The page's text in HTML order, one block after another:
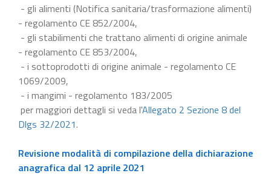
- gli alimenti (Notifica sanitaria/trasformazione alimenti)
- regolamento CE 852/2004,
- gli stabilimenti che trattano alimenti di origine animale
- regolamento CE 853/2004,
- i sottoprodotti di origine animale - regolamento CE
1069/2009,
- i mangimi - regolamento 183/2005
per maggiori dettagli si veda l'Allegato 2 Sezione 8 del
Dlgs 32/2021.
Revisione modalità di compilazione della dichiarazione
anagrafica dal 12 aprile 2021